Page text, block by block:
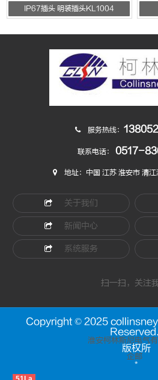
IP67插头 明装插头KL1004
服务热线：
联系电话： 0517-
地址：中国 江苏 淮安市 清
关于我们
新闻中心
系统服务
扫一扫，关注
Copyright © 2025
Reserved.
淮安柯林斯尼电气
版权所
企邮
*